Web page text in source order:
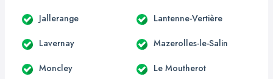
Jallerange Lantenne-Vertière
Lavernay Mazerolles-le-Salin
Moncley Le Moutherot